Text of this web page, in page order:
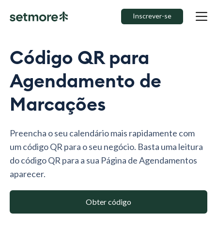
Inscrever-se
Código QR para
Agendamento de
Marcações
Preencha o seu calendário mais rapidamente com
um código QR para o seu negócio. Basta uma leitura
do código QR para a sua Página de Agendamentos
aparecer.
Obter código